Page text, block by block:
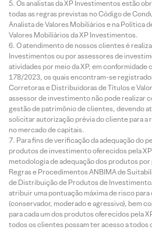
Os analistas da XP Investimentos estão
todas as regras previstas no Código de
Analista de Valores Mobiliários e na Política
Valores Mobiliários da XP Investimentos.
O atendimento de nossos clientes é
Investimentos ou por assessores de
atividades por meio da XP, em conformidade
178/2023, os quais encontram-se
Corretoras e Distribuidoras de Títulos e
assessor de investimento não pode realizar
gestão de patrimônio de clientes, devendo
solicitar autorização prévia do cliente para a
no mercado de capitais.
Para fins de verificação da adequação do
produtos de investimento oferecidos pela
metodologia de adequação dos produtos
Regras e Procedimentos ANBIMA de
de Distribuição de Produtos de
atribuir uma pontuação máxima de risco
(conservador, moderado e agressivo), bem
para cada um dos produtos oferecidos pela
todos os clientes possam ter acesso a